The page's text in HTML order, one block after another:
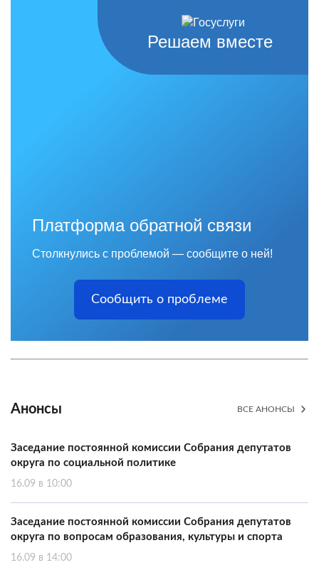
Решаем вместе
Платформа обратной связи
Столкнулись с проблемой — сообщите о ней!
Сообщить о проблеме
Анонсы ВСЕ АНОНСЫ
Заседание постоянной комиссии Собрания депутатов
округа по социальной политике
16.09 в 10:00
Заседание постоянной комиссии Собрания депутатов
округа по вопросам образования, культуры и спорта
16.09 в 14:00